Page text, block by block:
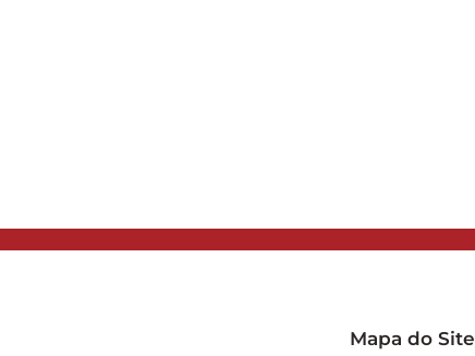
Mapa do Site